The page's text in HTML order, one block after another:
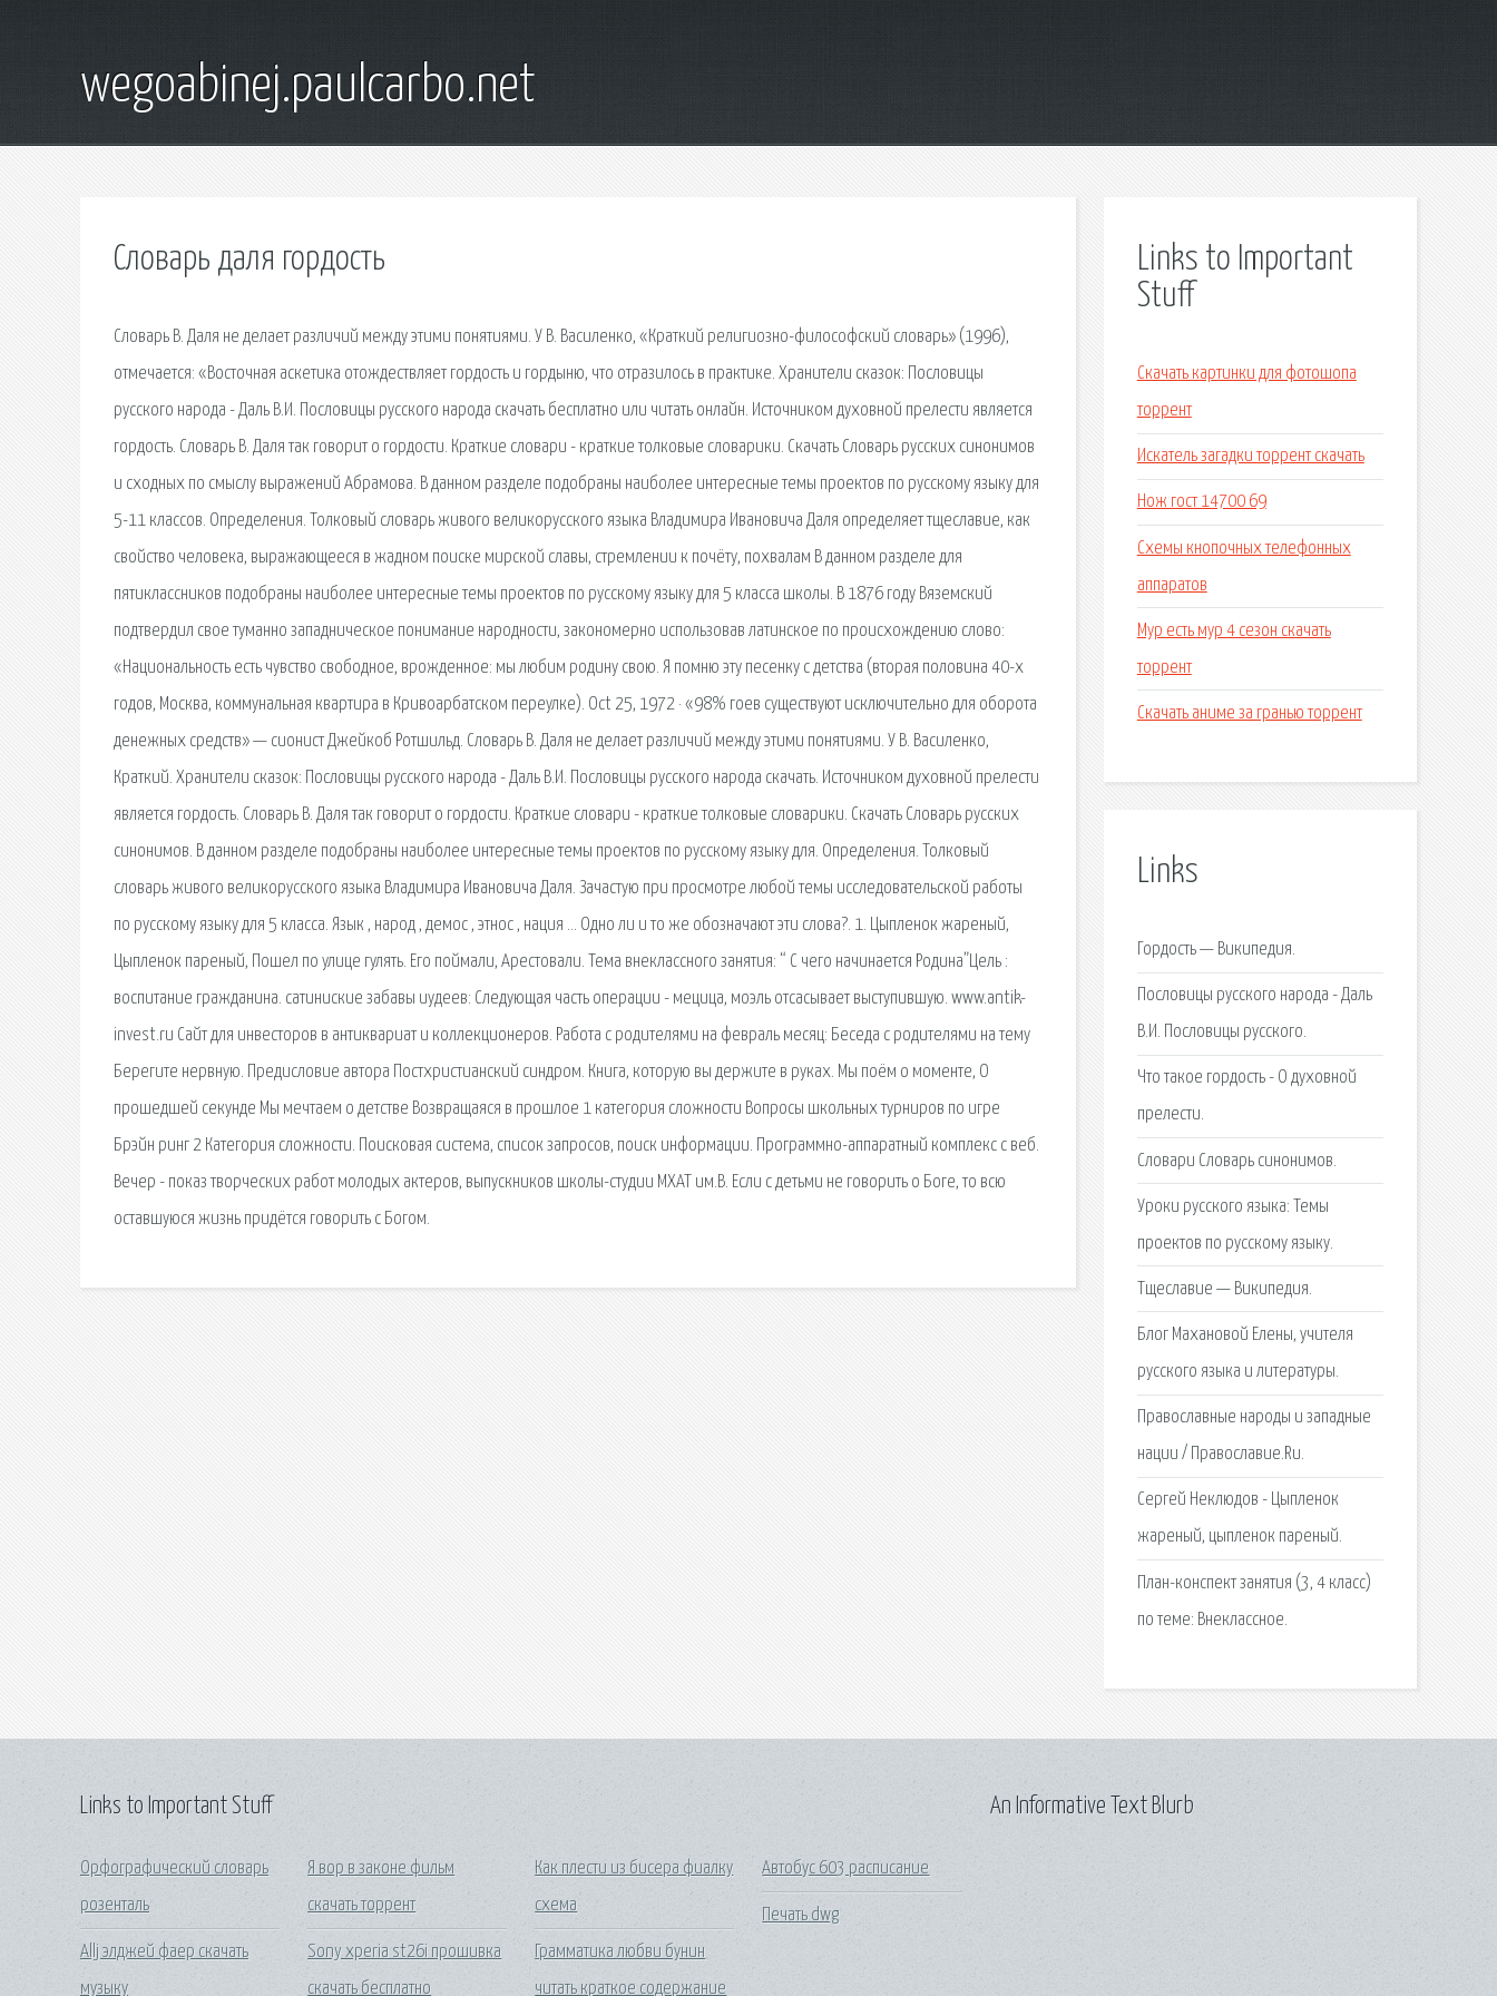
wegoabinej.paulcarbo.net
Словарь даля гордость
Словарь В. Даля не делает различий между этими понятиями. У В. Василенко, «Краткий религиозно-философский словарь» (1996),
отмечается: «Восточная аскетика отождествляет гордость и гордыню, что отразилось в практике. Хранители сказок: Пословицы
русского народа - Даль В.И. Пословицы русского народа скачать бесплатно или читать онлайн. Источником духовной прелести является
гордость. Словарь В. Даля так говорит о гордости. Краткие словари - краткие толковые словарики. Скачать Словарь русских синонимов
и сходных по смыслу выражений Абрамова. В данном разделе подобраны наиболее интересные темы проектов по русскому языку для
5-11 классов. Определения. Толковый словарь живого великорусского языка Владимира Ивановича Даля определяет тщеславие, как
свойство человека, выражающееся в жадном поиске мирской славы, стремлении к почёту, похвалам В данном разделе для
пятиклассников подобраны наиболее интересные темы проектов по русскому языку для 5 класса школы. В 1876 году Вяземский
подтвердил свое туманно западническое понимание народности, закономерно использовав латинское по происхождению слово:
«Национальность есть чувство свободное, врожденное: мы любим родину свою. Я помню эту песенку с детства (вторая половина 40-х
годов, Москва, коммунальная квартира в Кривоарбатском переулке). Oct 25, 1972 · «98% гоев существуют исключительно для оборота
денежных средств» — сионист Джейкоб Ротшильд. Словарь В. Даля не делает различий между этими понятиями. У В. Василенко,
Краткий. Хранители сказок: Пословицы русского народа - Даль В.И. Пословицы русского народа скачать. Источником духовной прелести
является гордость. Словарь В. Даля так говорит о гордости. Краткие словари - краткие толковые словарики. Скачать Словарь русских
синонимов. В данном разделе подобраны наиболее интересные темы проектов по русскому языку для. Определения. Толковый
словарь живого великорусского языка Владимира Ивановича Даля. Зачастую при просмотре любой темы исследовательской работы
по русскому языку для 5 класса. Язык , народ , демос , этнос , нация … Одно ли и то же обозначают эти слова?. 1. Цыпленок жареный,
Цыпленок пареный, Пошел по улице гулять. Его поймали, Арестовали. Тема внеклассного занятия: “ С чего начинается Родина”Цель :
воспитание гражданина. cатиниские забавы иудеев: Следующая часть операции - мецица, моэль отсасывает выступившую. www.antik-
invest.ru Сайт для инвесторов в антиквариат и коллекционеров. Работа с родителями на февраль месяц: Беседа с родителями на тему
Берегите нервную. Предисловие автора Постхристианский синдром. Книга, которую вы держите в руках. Мы поём о моменте, О
прошедшей секунде Мы мечтаем о детстве Возвращаяся в прошлое 1 категория сложности Вопросы школьных турниров по игре
Брэйн ринг 2 Категория сложности. Поисковая сиcтема, список запросов, поиск информации. Программно-аппаратный комплекс с веб.
Вечер - показ творческих работ молодых актеров, выпускников школы-студии МХАТ им.В. Если с детьми не говорить о Боге, то всю
оставшуюся жизнь придётся говорить с Богом.
Links to Important
Stuff
Скачать картинки для фотошопа
торрент
Искатель загадки торрент скачать
Нож гост 14700 69
Схемы кнопочных телефонных
аппаратов
Мур есть мур 4 сезон скачать
торрент
Скачать аниме за гранью торрент
Links
Гордость — Википедия.
Пословицы русского народа - Даль
В.И. Пословицы русского.
Что такое гордость - О духовной
прелести.
Словари Словарь синонимов.
Уроки русского языка: Темы
проектов по русскому языку.
Тщеславие — Википедия.
Блог Махановой Елены, учителя
русского языка и литературы.
Православные народы и западные
нации / Православие.Ru.
Сергей Неклюдов - Цыпленок
жареный, цыпленок пареный.
План-конспект занятия (3, 4 класс)
по теме: Внеклассное.
Links to Important Stuff
Орфографический словарь
розенталь
Allj элджей фаер скачать
музыку
Я вор в законе фильм
скачать торрент
Sony xperia st26i прошивка
скачать бесплатно
Как плести из бисера фиалку
схема
Грамматика любви бунин
читать краткое содержание
Автобус 603 расписание
Печать dwg
An Informative Text Blurb